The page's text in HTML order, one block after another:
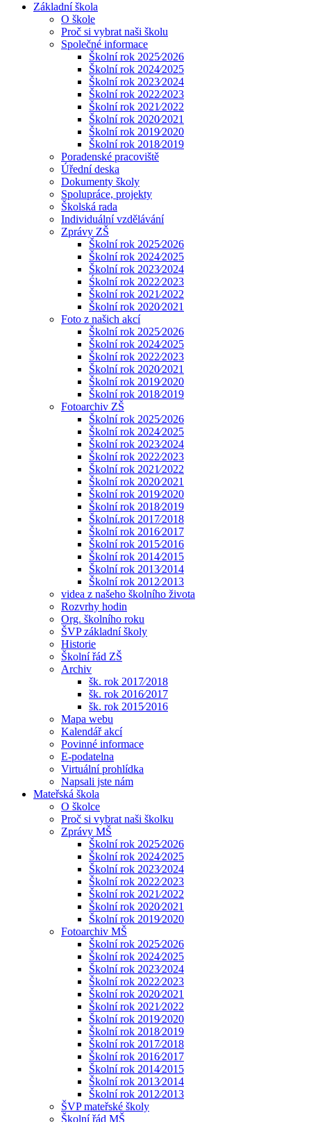
Základní škola
O škole
Proč si vybrat naši školu
Společné informace
Školní rok 2025⁄2026
Školní rok 2024⁄2025
Školní rok 2023⁄2024
Školní rok 2022⁄2023
Školní rok 2021⁄2022
Školní rok 2020⁄2021
Školní rok 2019⁄2020
Školní rok 2018⁄2019
Poradenské pracoviště
Úřední deska
Dokumenty školy
Spolupráce, projekty
Školská rada
Individuální vzdělávání
Zprávy ZŠ
Školní rok 2025⁄2026
Školní rok 2024⁄2025
Školní rok 2023⁄2024
Śkolní rok 2022⁄2023
Školní rok 2021⁄2022
Školní rok 2020⁄2021
Foto z našich akcí
Školní rok 2025⁄2026
Školní rok 2024⁄2025
Školní rok 2022⁄2023
Školní rok 2020⁄2021
Školní rok 2019⁄2020
Školní rok 2018⁄2019
Fotoarchiv ZŠ
Školní rok 2025⁄2026
Školní rok 2024⁄2025
Školní rok 2023⁄2024
Školní rok 2022⁄2023
Školní rok 2021⁄2022
Školní rok 2020⁄2021
Školní rok 2019⁄2020
Školní rok 2018⁄2019
Školní.rok 2017⁄2018
Školní rok 2016⁄2017
Školní rok 2015⁄2016
Školní rok 2014⁄2015
Školní rok 2013⁄2014
Školní rok 2012⁄2013
videa z našeho školního života
Rozvrhy hodin
Org. školního roku
ŠVP základní školy
Historie
Školní řád ZŠ
Archiv
šk. rok 2017⁄2018
šk. rok 2016⁄2017
šk. rok 2015⁄2016
Mapa webu
Kalendář akcí
Povinné informace
E-podatelna
Virtuální prohlídka
Napsali jste nám
Mateřská škola
O školce
Proč si vybrat naši školku
Zprávy MŠ
Školní rok 2025⁄2026
Školní rok 2024⁄2025
Školní rok 2023⁄2024
Školní rok 2022⁄2023
Školní rok 2021⁄2022
Školní rok 2020⁄2021
Školní rok 2019⁄2020
Fotoarchiv MŠ
Školní rok 2025⁄2026
Školní rok 2024⁄2025
Školní rok 2023⁄2024
Školní rok 2022⁄2023
Školní rok 2020⁄2021
Školní rok 2021⁄2022
Školní rok 2019⁄2020
Školní rok 2018⁄2019
Školní rok 2017⁄2018
Školní rok 2016⁄2017
Školní rok 2014⁄2015
Školní rok 2013⁄2014
Školní rok 2012⁄2013
ŠVP mateřské školy
Školní řád MŠ